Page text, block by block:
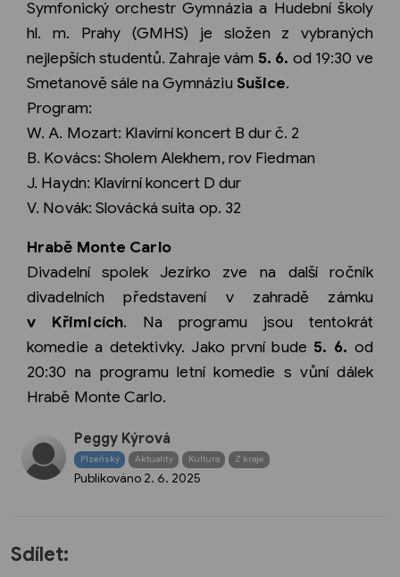
Symfonický orchestr Gymnázia a Hudební školy
hl. m. Prahy (GMHS) je složen z vybraných
nejlepších studentů. Zahraje vám 5. 6. od 19:30 ve
Smetanově sále na Gymnáziu Sušice.
Program:
W. A. Mozart: Klavírní koncert B dur č. 2
B. Kovács: Sholem Alekhem, rov Fiedman
J. Haydn: Klavírní koncert D dur
V. Novák: Slovácká suita op. 32
Hrabě Monte Carlo
Divadelní spolek Jezírko zve na další ročník
divadelních představení v zahradě zámku
v Křimicích. Na programu jsou tentokrát
komedie a detektivky. Jako první bude 5. 6. od
20:30 na programu letní komedie s vůní dálek
Hrabě Monte Carlo.
Peggy Kýrová
Plzeňský Aktuality Kultura Z kraje
Publikováno 2. 6. 2025
Sdílet: